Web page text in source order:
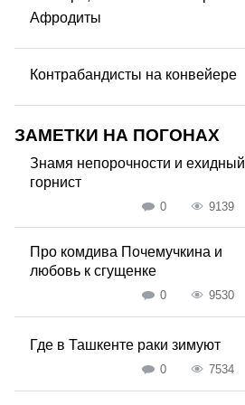
Афродиты
Контрабандисты на конвейере
ЗАМЕТКИ НА ПОГОНАХ
Знамя непорочности и ехидный
горнист
0 9139
Про комдива Почемучкина и
любовь к сгущенке
0 9530
Где в Ташкенте раки зимуют
0 7534